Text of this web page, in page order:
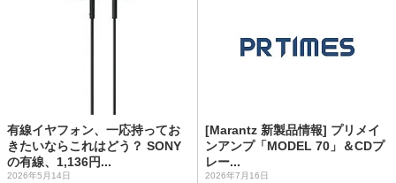
有線イヤフォン、一応持ってお
きたいならこれはどう？ SONY
の有線、1,136円...
2026年5月14日
[Marantz 新製品情報] プリメイ
ンアンプ「MODEL 70」＆CDプ
レー...
2026年7月16日